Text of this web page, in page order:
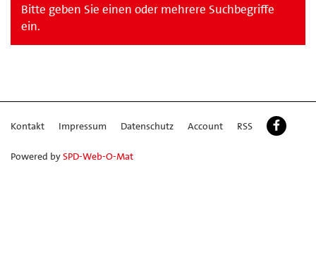
Bitte geben Sie einen oder mehrere Suchbegriffe
ein.
Kontakt Impressum Datenschutz Account RSS
Powered bySPD-Web-O-Mat